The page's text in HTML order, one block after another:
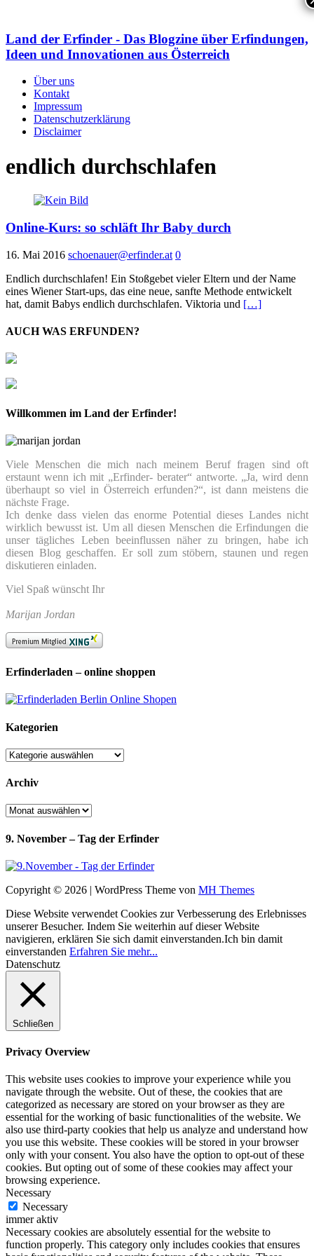
Land der Erfinder - Das Blogzine über Erfindungen,
Ideen und Innovationen aus Österreich
Über uns
Kontakt
Impressum
Datenschutzerklärung
Disclaimer
endlich durchschlafen
Online-Kurs: so schläft Ihr Baby durch
16. Mai 2016 schoenauer@erfinder.at 0
Endlich durchschlafen! Ein Stoßgebet vieler Eltern und der Name
eines Wiener Start-ups, das eine neue, sanfte Methode entwickelt
hat, damit Babys endlich durchschlafen. Viktoria und […]
AUCH WAS ERFUNDEN?
Willkommen im Land der Erfinder!
Viele Menschen die mich nach meinem Beruf fragen sind oft
erstaunt wenn ich mit „Erfinder- berater“ antworte. „Ja, wird denn
überhaupt so viel in Österreich erfunden?“, ist dann meistens die
nächste Frage.
Ich denke dass vielen das enorme Potential dieses Landes nicht
wirklich bewusst ist. Um all diesen Menschen die Erfindungen die
unser tägliches Leben beeinflussen näher zu bringen, habe ich
diesen Blog geschaffen. Er soll zum stöbern, staunen und regen
diskutieren einladen.
Viel Spaß wünscht Ihr
Marijan Jordan
Erfinderladen – online shoppen
Kategorien
Kategorien
Archiv
Archiv
9. November – Tag der Erfinder
Copyright © 2026 | WordPress Theme von MH Themes
Diese Website verwendet Cookies zur Verbesserung des Erlebnisses
unserer Besucher. Indem Sie weiterhin auf dieser Website
navigieren, erklären Sie sich damit einverstanden.Ich bin damit
einverstanden Erfahren Sie mehr...
Datenschutz
Schließen
Privacy Overview
This website uses cookies to improve your experience while you
navigate through the website. Out of these, the cookies that are
categorized as necessary are stored on your browser as they are
essential for the working of basic functionalities of the website. We
also use third-party cookies that help us analyze and understand how
you use this website. These cookies will be stored in your browser
only with your consent. You also have the option to opt-out of these
cookies. But opting out of some of these cookies may affect your
browsing experience.
Necessary
Necessary
immer aktiv
Necessary cookies are absolutely essential for the website to
function properly. This category only includes cookies that ensures